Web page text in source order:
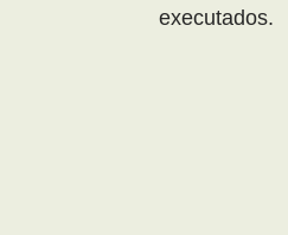
executados.